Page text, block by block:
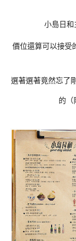
小島日和
價位還算可以接受
選著選著竟然忘了
的（